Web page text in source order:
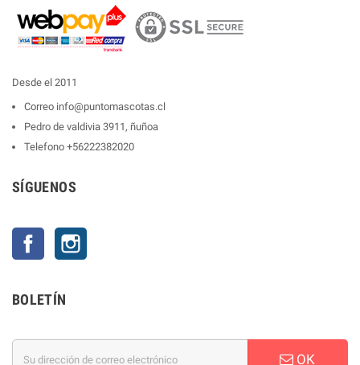
Desde el 2011
Correo info@puntomascotas.cl
Pedro de valdivia 3911, ñuñoa
Telefono +56222382020
SÍGUENOS
Facebook
BOLETÍN
OK